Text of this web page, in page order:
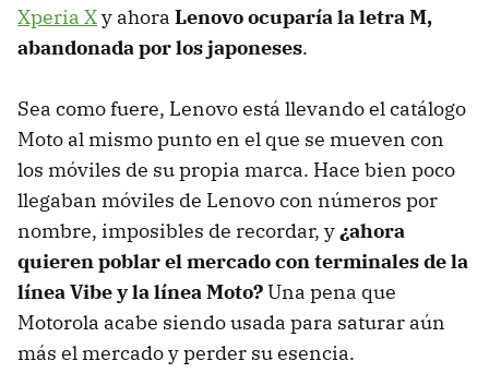
Xperia Xy ahora Lenovo ocuparía la letra M,
abandonada por los japoneses.
Sea como fuere, Lenovo está llevando el catálogo
Moto al mismo punto en el que se mueven con
los móviles de su propia marca. Hace bien poco
llegaban móviles de Lenovo con números por
nombre, imposibles de recordar, y¿ahora
quieren poblar el mercado con terminales de la
línea Vibe y la línea Moto?Una pena que
Motorola acabe siendo usada para saturar aún
más el mercado y perder su esencia.